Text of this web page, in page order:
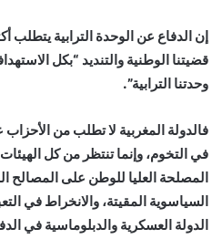
إن الدفاع عن الوحدة الترابية يتطلب
قضيتنا الوطنية والتنديد “بكل
وحدتنا الترابية”.
فالدولة المغربية لا تطلب من
في التخوم، وإنما تنتظر من كل
المصلحة العليا للوطن على المصالح
السياسوية المقيتة، والانخراط في
الدولة العسكرية والدبلوماسية في